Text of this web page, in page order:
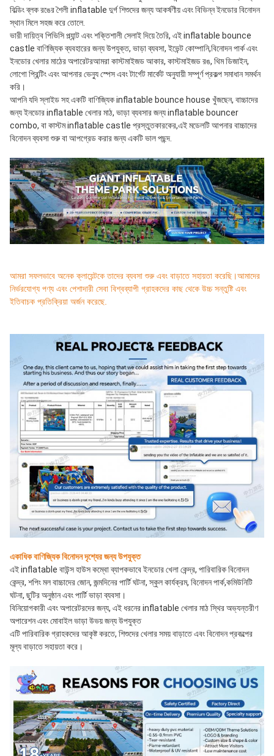
বিল্ডিং ব্লক রঙের শৈলী inflatable দুর্গ শিশুদের জন্য আকর্ষণীয় এবং বিভিন্ন ইনডোর বিনোদন
স্থান মিলে সহজ করে তোলে.
ভারী দায়িত্ব পিভিসি প্ল্যান্ট এবং শক্তিশালী সেলাই দিয়ে তৈরি, এই inflatable bounce
castle বাণিজ্যিক ব্যবহারের জন্য উপযুক্ত, ভাড়া ব্যবসা, ইভেন্ট কোম্পানি,বিনোদন পার্ক এবং
ইনডোর খেলার মাঠের অপারেটরআমরা কাস্টমাইজড আকার, কাস্টমাইজড রঙ, থিম ডিজাইন,
লোগো প্রিন্টিং এবং আপনার ভেন্যু স্পেস এবং টার্গেট মার্কেট অনুযায়ী সম্পূর্ণ প্রকল্প সমাধান সমর্থন
করি।
আপনি যদি স্লাইড সহ একটি বাণিজ্যিক inflatable bounce house খুঁজছেন, বাচ্চাদের
জন্য ইনডোর inflatable খেলার মাঠ, ভাড়া ব্যবসার জন্য inflatable bouncer
combo, বা কাস্টম inflatable castle প্রস্তুতকারকের,এই মডেলটি আপনার বাচ্চাদের
বিনোদন ব্যবসা শুরু বা আপগ্রেড করার জন্য একটি ভাল পছন্দ.
আমরা সফলভাবে অনেক ক্লায়েন্টকে তাদের ব্যবসা শুরু এবং বাড়াতে সহায়তা করেছি।আমাদের
নির্ভরযোগ্য পণ্য এবং পেশাদারী সেবা বিশ্বব্যাপী গ্রাহকদের কাছ থেকে উচ্চ সন্তুষ্টি এবং
ইতিবাচক প্রতিক্রিয়া অর্জন করেছে.
একাধিক বাণিজ্যিক বিনোদন দৃশ্যের জন্য উপযুক্ত
এই inflatable বাউন্স হাউস কম্বো ব্যাপকভাবে ইনডোর খেলা কেন্দ্র, পারিবারিক বিনোদন
কেন্দ্র, শপিং মল বাচ্চাদের জোন, জন্মদিনের পার্টি ঘটনা, স্কুল কার্যক্রম, বিনোদন পার্ক,কমিউনিটি
ঘটনা, ছুটির অনুষ্ঠান এবং পার্টি ভাড়া ব্যবসা।
বিনিয়োগকারী এবং অপারেটরদের জন্য, এই ধরনের inflatable খেলার মাঠ স্থির অভ্যন্তরীণ
অপারেশন এবং মোবাইল ভাড়া উভয় জন্য উপযুক্ত
এটি পারিবারিক গ্রাহকদের আকৃষ্ট করতে, শিশুদের খেলার সময় বাড়াতে এবং বিনোদন প্রকল্পের
মূল্য বাড়াতে সহায়তা করে।